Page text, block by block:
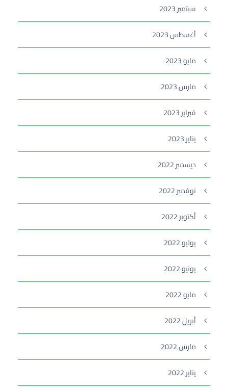
سبتمبر 2023
أغسطس 2023
مايو 2023
مارس 2023
فبراير 2023
يناير 2023
ديسمبر 2022
نوفمبر 2022
أكتوبر 2022
يوليو 2022
يونيو 2022
مايو 2022
أبريل 2022
مارس 2022
يناير 2022